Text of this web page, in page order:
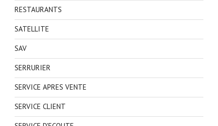
RESTAURANTS
SATELLITE
SAV
SERRURIER
SERVICE APRES VENTE
SERVICE CLIENT